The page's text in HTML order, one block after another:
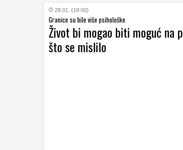
28.01. (18:00)
Granice su bile više psihološke
Život bi mogao biti moguć na
što se mislilo